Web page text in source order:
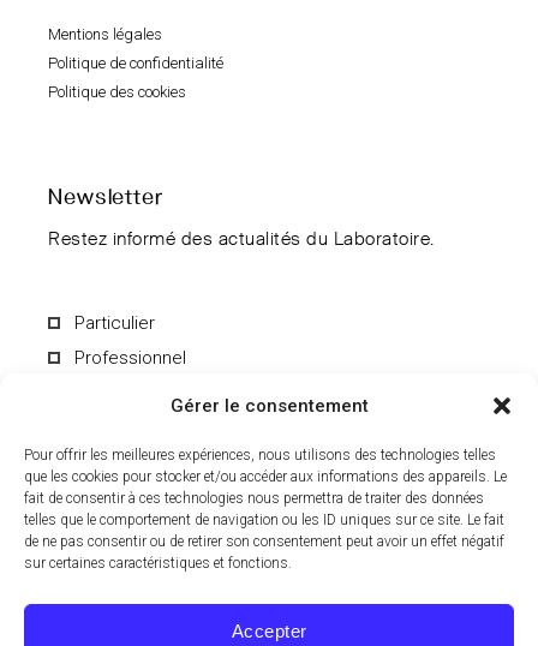
Gérer le consentement
Pour offrir les meilleures expériences, nous utilisons des technologies telles
que les cookies pour stocker et/ou accéder aux informations des appareils. Le
fait de consentir à ces technologies nous permettra de traiter des données
telles que le comportement de navigation ou les ID uniques sur ce site. Le fait
de ne pas consentir ou de retirer son consentement peut avoir un effet négatif
sur certaines caractéristiques et fonctions.
Accepter
Mentions légales
Politique de confidentialité
Politique des cookies
Newsletter
Restez informé des actualités du Laboratoire.
Particulier
Professionnel
En soumettant le formulaire, vous acceptez de recevoir par e-mail les
informations du Laboratoire CCD. Vous pouvez vous désinscrire à
tout moment. Pour en savoir plus sur le traitement de vos données
personnelles, consultez notrepolitique de confidentialité.